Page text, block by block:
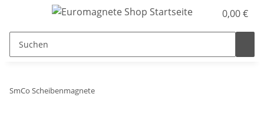
0,00 €
SmCo Scheibenmagnete